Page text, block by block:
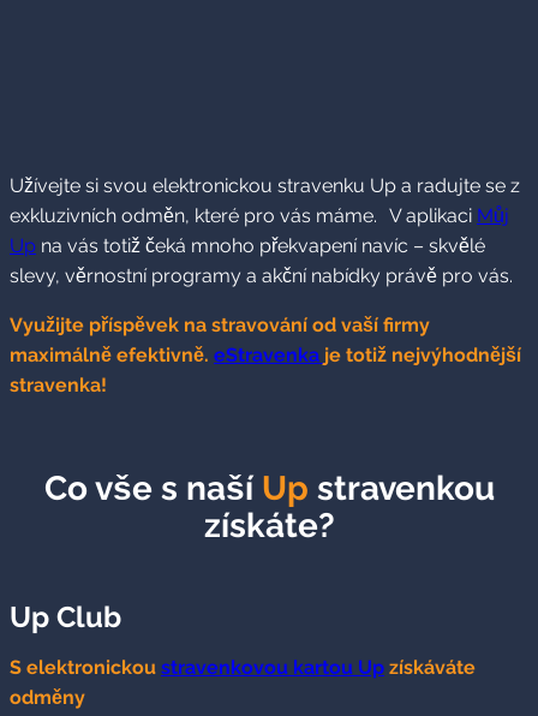
Užívejte si svou elektronickou stravenku Up a radujte se z
exkluzivních odměn, které pro vás máme. V aplikaci Můj
Up na vás totiž čeká mnoho překvapení navíc – skvělé
slevy, věrnostní programy a akční nabídky právě pro vás.
Využijte příspěvek na stravování od vaší firmy
maximálně efektivně. eStravenka je totiž nejvýhodnější
stravenka!
Co vše s naší Up stravenkou
získáte?
Up Club
S elektronickou stravenkovou kartou Up získáváte
odměny